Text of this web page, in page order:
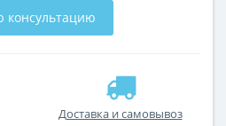
консультацию
Доставка и самовывоз